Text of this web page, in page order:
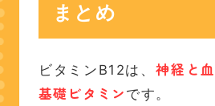
まとめ
ビタミンB12は、 神経と
基礎ビタミン です。